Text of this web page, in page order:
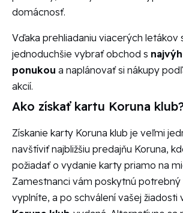
domácnosť.
Vďaka prehliadaniu viacerých letákov
jednoduchšie vybrať obchod s
ponukou a naplánovať si nákupy
akcií.
Ako získať kartu Koruna
Získanie karty Koruna klub je veľmi
navštíviť najbližšiu predajňu Koruna,
požiadať o vydanie karty priamo na
Zamestnanci vám poskytnú
vyplníte, a po schválení vašej žiadosti